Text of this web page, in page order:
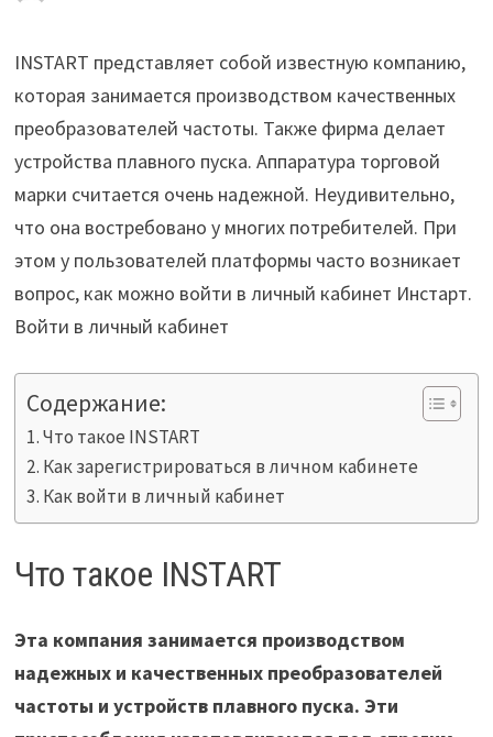
INSTART представляет собой известную компанию,
которая занимается производством качественных
преобразователей частоты. Также фирма делает
устройства плавного пуска. Аппаратура торговой
марки считается очень надежной. Неудивительно,
что она востребовано у многих потребителей. При
этом у пользователей платформы часто возникает
вопрос, как можно войти в личный кабинет Инстарт.
Войти в личный кабинет
Содержание:
Что такое INSTART
Как зарегистрироваться в личном кабинете
Как войти в личный кабинет
Что такое INSTART
Эта компания занимается производством
надежных и качественных преобразователей
частоты и устройств плавного пуска. Эти